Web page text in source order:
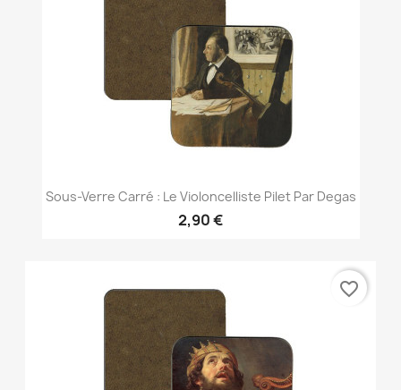
Sous-Verre Carré : Le Violoncelliste Pilet Par Degas
2,90 €
favorite_border